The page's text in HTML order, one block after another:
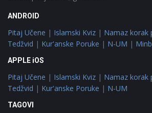
ANDROID
Pitaj Učene | Islamski Kviz | Namaz korak
Tedžvid | Kur'anske Poruke | N-UM |
APPLE iOS
Pitaj Učene | Islamski Kviz | Namaz korak
Tedžvid | Kur'anske Poruke | N-UM
TAGOVI